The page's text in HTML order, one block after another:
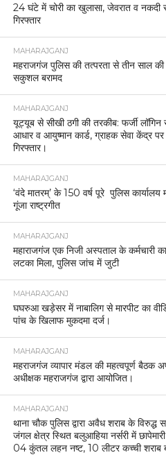
24 घंटे में चोरी का खुलासा, जेवरात व नकदी
गिरफ्तार
MAHARAJGANJ
महराजगंज पुलिस की तत्परता से तीन साल की
सकुशल बरामद
MAHARAJGANJ
यूट्यूब से सीखी ठगी की तरकीब: फर्जी
आधार व आयुष्मान कार्ड, ग्राहक सेवा केंद्र पर
गिरफ्तार।
MAHARAJGANJ
‘वंदे मातरम्’ के 150 वर्ष पूरे पुलिस
गूंजा राष्ट्रगीत
MAHARAJGANJ
महाराजगंज एक निजी अस्पताल के कर्मचारी
लटका मिला, पुलिस जांच में जुटी
MAHARAJGANJ
घघरुआ खड़ेसर में नाबालिग से मारपीट का
पांच के खिलाफ मुकदमा दर्ज।
MAHARAJGANJ
महराजगंज व्यापार मंडल की महत्वपूर्ण बैठक
अधीक्षक महराजगंज द्वारा आयोजित।
MAHARAJGANJ
थाना चौक पुलिस द्वारा अवैध शराब के विरुद्ध
जंगल क्षेत्र स्थित बलुआहिया नर्सरी में
04 कुंतल लहन नष्ट, 10 लीटर कच्ची शराब